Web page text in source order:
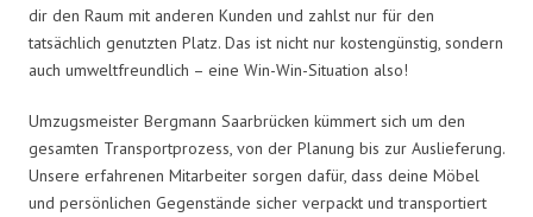
dir den Raum mit anderen Kunden und zahlst nur für den
tatsächlich genutzten Platz. Das ist nicht nur kostengünstig, sondern
auch umweltfreundlich – eine Win-Win-Situation also!
Umzugsmeister Bergmann Saarbrücken kümmert sich um den
gesamten Transportprozess, von der Planung bis zur Auslieferung.
Unsere erfahrenen Mitarbeiter sorgen dafür, dass deine Möbel
und persönlichen Gegenstände sicher verpackt und transportiert